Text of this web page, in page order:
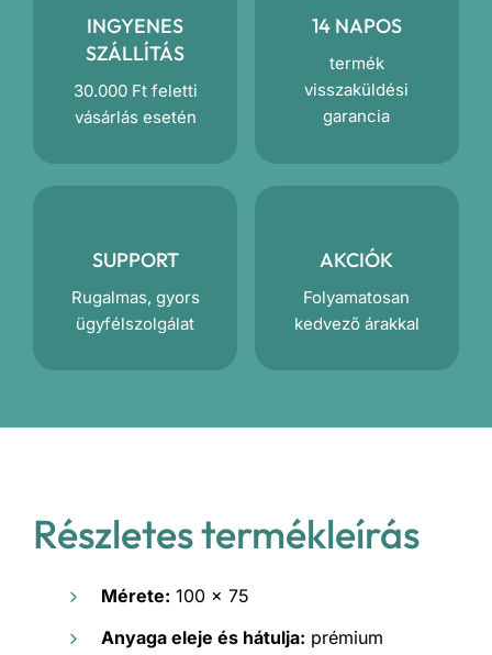
INGYENES
SZÁLLÍTÁS
30.000 Ft feletti
vásárlás esetén
14 NAPOS
termék
visszaküldési
garancia
SUPPORT
Rugalmas, gyors
ügyfélszolgálat
AKCIÓK
Folyamatosan
kedvező árakkal
Részletes termékleírás
Mérete: 100 x 75
Anyaga eleje és hátulja: prémium